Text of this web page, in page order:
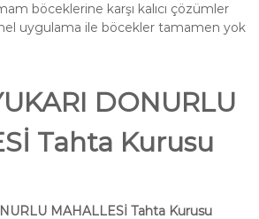
böceklerine karşı kalıcı çözümler
uygulama ile böcekler tamamen yok
DONURLU
Tahta Kurusu
MAHALLESİ Tahta Kurusu